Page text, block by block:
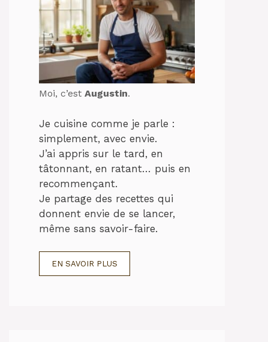
Moi, c’est Augustin.
Je cuisine comme je parle :
simplement, avec envie.
J’ai appris sur le tard, en
tâtonnant, en ratant… puis en
recommençant.
Je partage des recettes qui
donnent envie de se lancer,
même sans savoir-faire.
EN SAVOIR PLUS